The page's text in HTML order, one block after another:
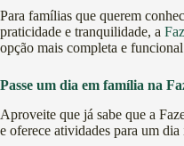
Para famílias que querem
praticidade e tranquilidade, a
opção mais completa e
Passe um dia em família na
Aproveite que já sabe que a
e oferece atividades para um